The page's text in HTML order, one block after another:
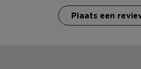
Plaats een